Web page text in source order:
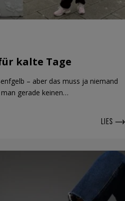
kalte Tage
– aber das muss ja niemand
gerade keinen…
LIES